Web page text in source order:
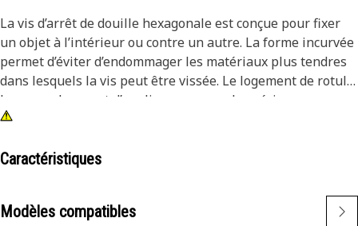
La vis d’arrêt de douille hexagonale est conçue pour fixer
un objet à l’intérieur ou contre un autre. La forme incurvée
permet d’éviter d’endommager les matériaux plus tendres
dans lesquels la vis peut être vissée. Le logement de rotule
hexagonal permet d’appliquer un couple précis,
garantissant que les pièces sont serrées en toute sécurité.
résister aux conditions exigeantes rencontrées pendant le
Attributs :
Caractéristiques
Modèles compatibles